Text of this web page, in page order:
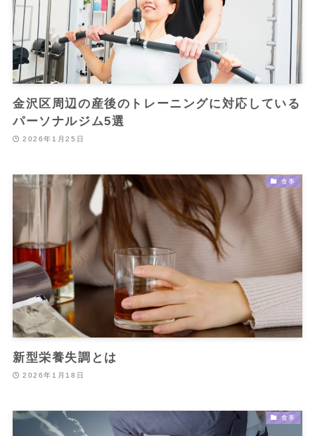
金沢区周辺の産後のトレーニングに対応している
パーソナルジム5選
2026年1月25日
食事
新型栄養失調とは
2026年1月18日
食事